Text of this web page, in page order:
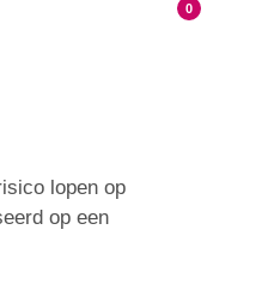
0
lopen op
op een